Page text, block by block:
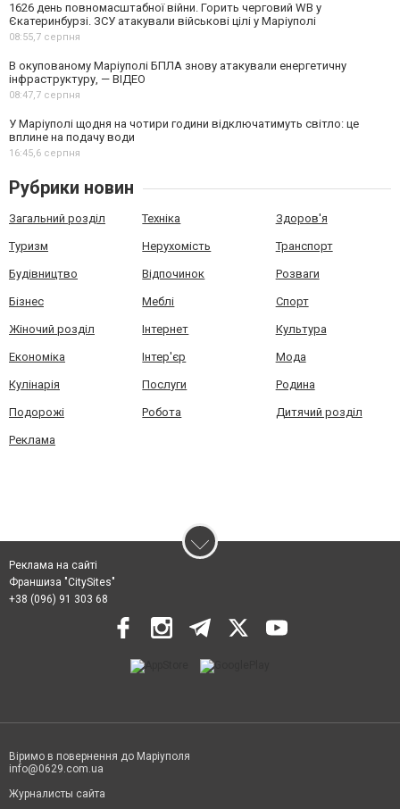
1626 день повномасштабної війни. Горить черговий WB у
Єкатеринбурзі. ЗСУ атакували військові цілі у Маріуполі
08:55,7 серпня
В окупованому Маріуполі БПЛА знову атакували енергетичну
інфраструктуру, — ВІДЕО
08:47,7 серпня
У Маріуполі щодня на чотири години відключатимуть світло: це
вплине на подачу води
16:45,6 серпня
Рубрики новин
Загальний розділ Техніка Здоров'я
Туризм Нерухомість Транспорт
Будівництво Відпочинок Розваги
Бізнес Меблі Спорт
Жіночий розділ Інтернет Культура
Економіка Інтер'єр Мода
Кулінарія Послуги Родина
Подорожі Робота Дитячий розділ
Реклама
Реклама на сайті
Франшиза "CitySites"
+38 (096) 91 303 68
Віримо в повернення до Маріуполя
info@0629.com.ua
Журналисты сайта